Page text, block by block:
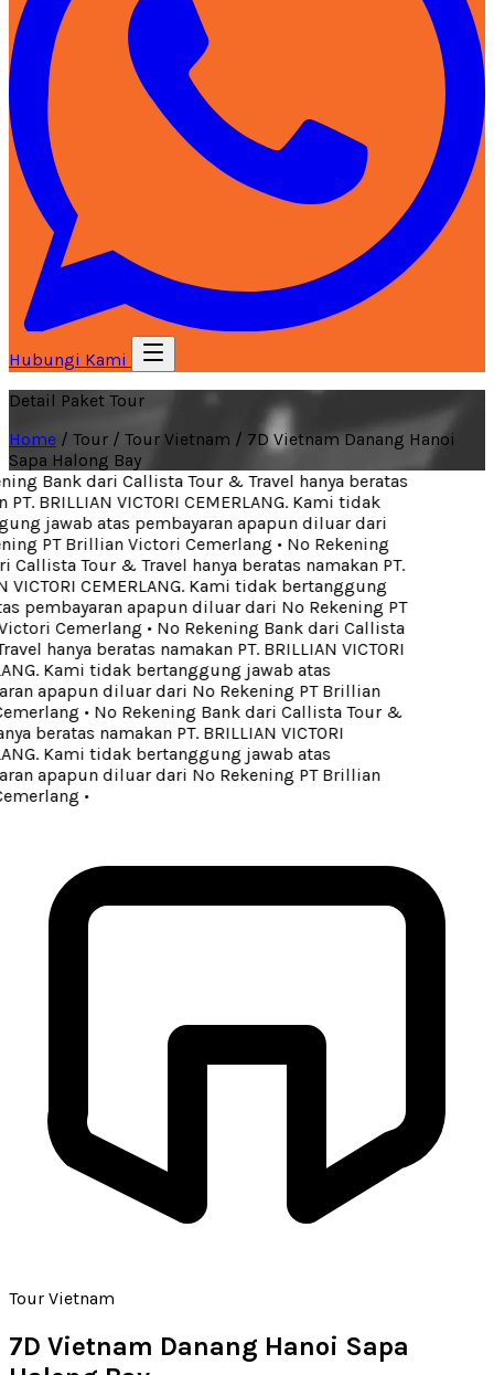
Hubungi Kami
Detail Paket Tour
Home / Tour / Tour Vietnam / 7D Vietnam Danang Hanoi
Sapa Halong Bay
Bank dari Callista Tour & Travel hanya beratas
BRILLIAN VICTORI CEMERLANG. Kami tidak
jawab atas pembayaran apapun diluar dari
PT Brillian Victori Cemerlang• No Rekening
Callista Tour & Travel hanya beratas namakan PT.
VICTORI CEMERLANG. Kami tidak bertanggung
pembayaran apapun diluar dari No Rekening PT
Cemerlang• No Rekening Bank dari Callista
hanya beratas namakan PT. BRILLIAN VICTORI
Kami tidak bertanggung jawab atas
apapun diluar dari No Rekening PT Brillian
• No Rekening Bank dari Callista Tour &
beratas namakan PT. BRILLIAN VICTORI
Kami tidak bertanggung jawab atas
apapun diluar dari No Rekening PT Brillian
•
Tour Vietnam
7D Vietnam Danang Hanoi Sapa